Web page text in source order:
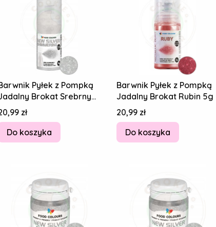
Pyłek z Pompką
Brokat Srebrny
zł
Do koszyka
Barwnik Pyłek z Pompką
Jadalny Brokat Rubin 5g
Cena
20,99 zł
Do koszyka